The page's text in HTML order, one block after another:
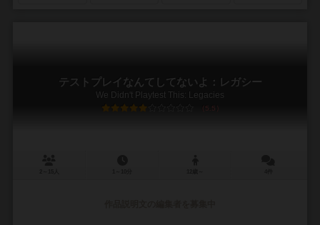
テストプレイなんてしてないよ：レガシー
We Didn't Playtest This: Legacies
5.5